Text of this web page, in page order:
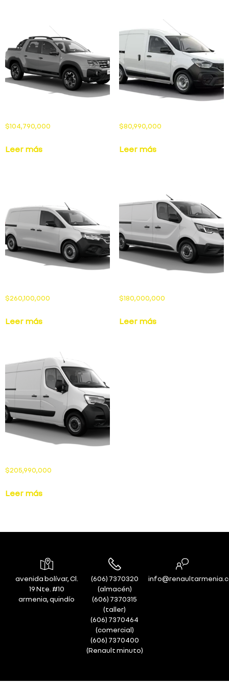
$104,790,000
Leer más
$80,990,000
Leer más
$260,100,000
Leer más
$180,000,000
Leer más
$205,990,000
Leer más
avenida bolívar, Cl.
19 Nte. #10
armenia, quindío
(606) 7370320
(almacén)
(606) 7370315
(taller)
(606) 7370464
(comercial)
(606) 7370400
(Renault minuto)